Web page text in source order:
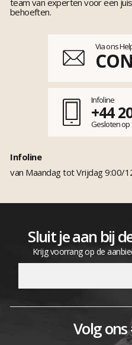
behoeften.
Via ons
Infoline
+44
Gesloten op
Infoline
van Maandag tot Vrijdag 9:00/
Sluit je aan bij
Krijg voorrang op de
Volg